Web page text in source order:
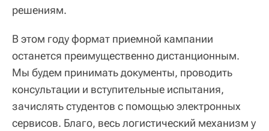
решениям.
В этом году формат приемной кампании
останется преимущественно дистанционным.
Мы будем принимать документы, проводить
консультации и вступительные испытания,
зачислять студентов с помощью электронных
сервисов. Благо, весь логистический механизм у